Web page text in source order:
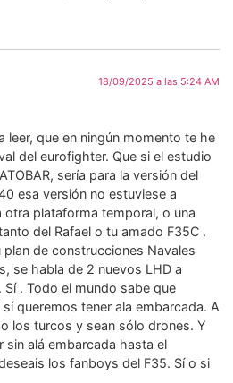
18/09/2025 a las 5:24 AM
leer, que en ningún momento te he
del eurofighter. Que si el estudio
sería para la versión del
esa versión no estuviese a
otra plataforma temporal, o una
del Rafael o tu amado F35C .
plan de construcciones Navales
se habla de 2 nuevos LHD a
. Todo el mundo sabe que
queremos tener ala embarcada. A
los turcos y sean sólo drones. Y
sin alá embarcada hasta el
los fanboys del F35. Sí o si